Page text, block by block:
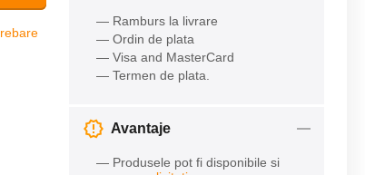
— Ramburs la livrare
— Ordin de plata
— Visa and MasterCard
— Termen de plata.
Avantaje
— Produsele pot fi disponibile si